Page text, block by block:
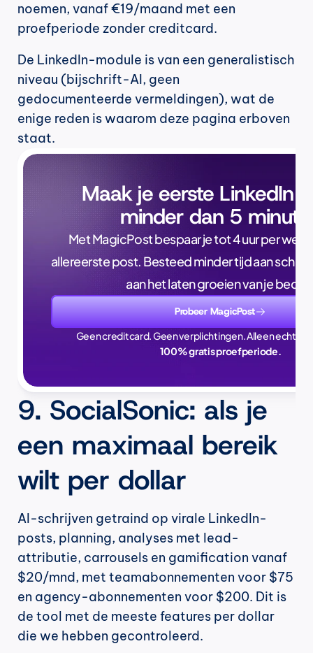
noemen, vanaf €19/maand met een
proefperiode zonder creditcard.
De LinkedIn-module is van een generalistisch
niveau (bijschrift-AI, geen
gedocumenteerde vermeldingen), wat de
enige reden is waarom deze pagina erboven
staat.
Maak je eerste LinkedIn
minder dan 5
Met MagicPost bespaar je tot 4 uur per
allereerste post. Besteed minder tijd aan
aan het laten groeien van je
Probeer MagicPost
Geen creditcard. Geen verplichtingen. Alleen echte
100% gratis proefperiode.
9. SocialSonic: als je
een maximaal bereik
wilt per dollar
AI-schrijven getraind op virale LinkedIn-
posts, planning, analyses met lead-
attributie, carrousels en gamification vanaf
$20/mnd, met teamabonnementen voor $75
en agency-abonnementen voor $200. Dit is
de tool met de meeste features per dollar
die we hebben gecontroleerd.